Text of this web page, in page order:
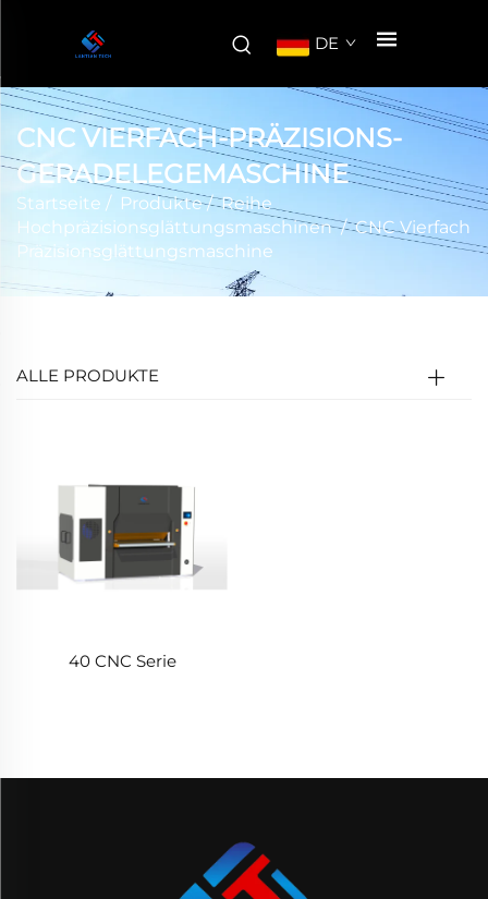
DE
CNC VIERFACH-PRÄZISIONS-
GERADELEGEMASCHINE
Startseite / Produkte/Reihe
Hochpräzisionsglättungsmaschinen/CNC Vierfach
Präzisionsglättungsmaschine
ALLE PRODUKTE
40 CNC Serie